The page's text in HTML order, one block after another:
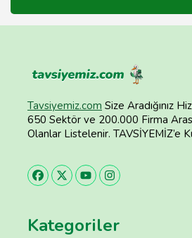
Tavsiyemiz.com Size Aradığınız
650 Sektör ve 200.000 Firma
Olanlar Listelenir. TAVSİYEMİZ’e
Kategoriler